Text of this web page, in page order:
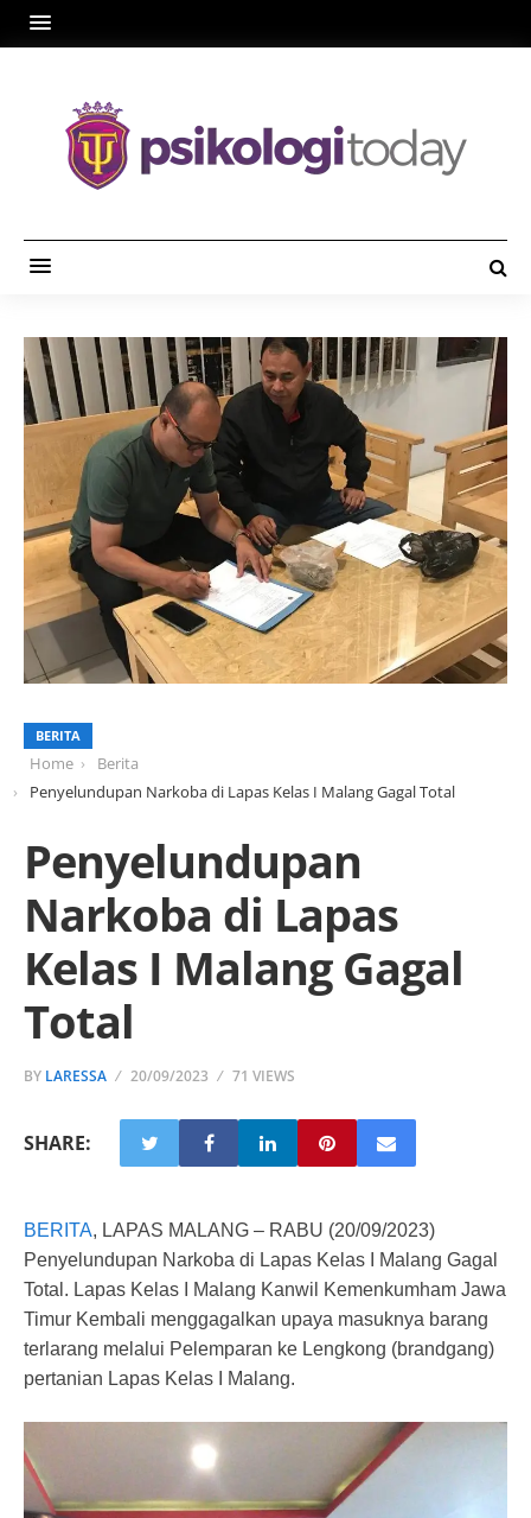
BERITA
Home
Berita
Penyelundupan Narkoba di Lapas Kelas I Malang Gagal Total
Penyelundupan
Narkoba di Lapas
Kelas I Malang Gagal
Total
BY LARESSA 20/09/2023 71 VIEWS
SHARE:
BERITA, LAPAS MALANG – RABU (20/09/2023)
Penyelundupan Narkoba di Lapas Kelas I Malang Gagal
Total. Lapas Kelas I Malang Kanwil Kemenkumham Jawa
Timur Kembali menggagalkan upaya masuknya barang
terlarang melalui Pelemparan ke Lengkong (brandgang)
pertanian Lapas Kelas I Malang.